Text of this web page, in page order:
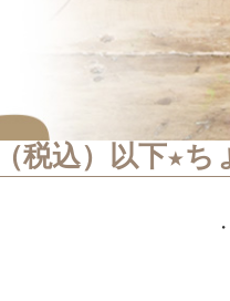
税込）以下★ち
・